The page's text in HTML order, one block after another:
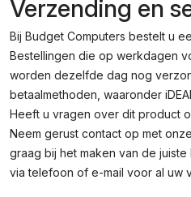
Verzending en
Bij Budget Computers bestelt u
Bestellingen die op werkdagen
worden dezelfde dag nog
betaalmethoden, waaronder
Heeft u vragen over dit product
Neem gerust contact op met
graag bij het maken van de
via telefoon of e-mail voor al uw